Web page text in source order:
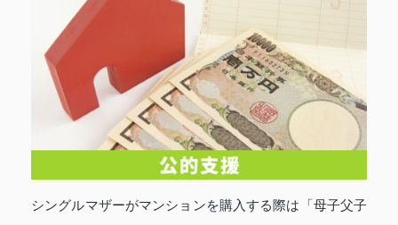
シングルマザーがマンションを購入する際は「母子父子